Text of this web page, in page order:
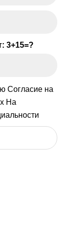
3+15=?
Согласие на
На